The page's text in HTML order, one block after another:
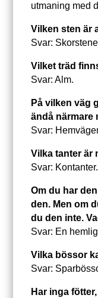
utmaning med
Vilken sten är
Svar:
Vilket träd
Svar: Alm.
På vilken väg
ändå närmare
Svar:
Vilka tanter är
Svar: Kontanter.
Om du har
den. Men om
du den inte.
Svar: En
Vilka bössor
Svar:
Har inga